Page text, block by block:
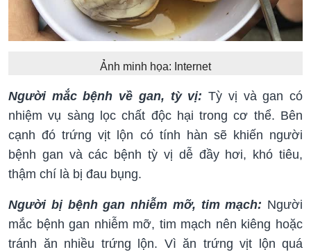
Ảnh minh họa: Internet
Người mắc bệnh về gan, tỳ vị: Tỳ vị và gan có
nhiệm vụ sàng lọc chất độc hại trong cơ thể. Bên
cạnh đó trứng vịt lộn có tính hàn sẽ khiến người
bệnh gan và các bệnh tỳ vị dễ đầy hơi, khó tiêu,
thậm chí là bị đau bụng.
Người bị bệnh gan nhiễm mỡ, tim mạch: Người
mắc bệnh gan nhiễm mỡ, tim mạch nên kiêng hoặc
tránh ăn nhiều trứng lộn. Vì ăn trứng vịt lộn quá